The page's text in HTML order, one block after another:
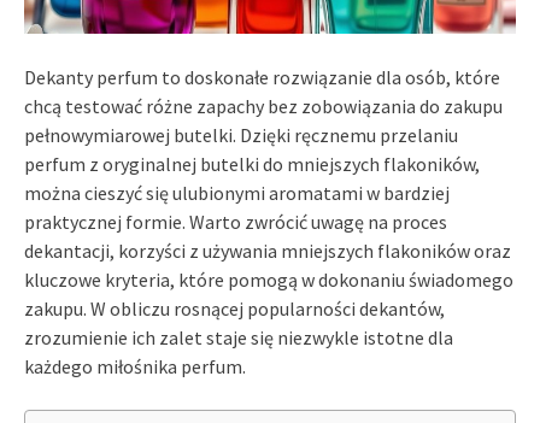
Dekanty perfum to doskonałe rozwiązanie dla osób, które
chcą testować różne zapachy bez zobowiązania do zakupu
pełnowymiarowej butelki. Dzięki ręcznemu przelaniu
perfum z oryginalnej butelki do mniejszych flakoników,
można cieszyć się ulubionymi aromatami w bardziej
praktycznej formie. Warto zwrócić uwagę na proces
dekantacji, korzyści z używania mniejszych flakoników oraz
kluczowe kryteria, które pomogą w dokonaniu świadomego
zakupu. W obliczu rosnącej popularności dekantów,
zrozumienie ich zalet staje się niezwykle istotne dla
każdego miłośnika perfum.